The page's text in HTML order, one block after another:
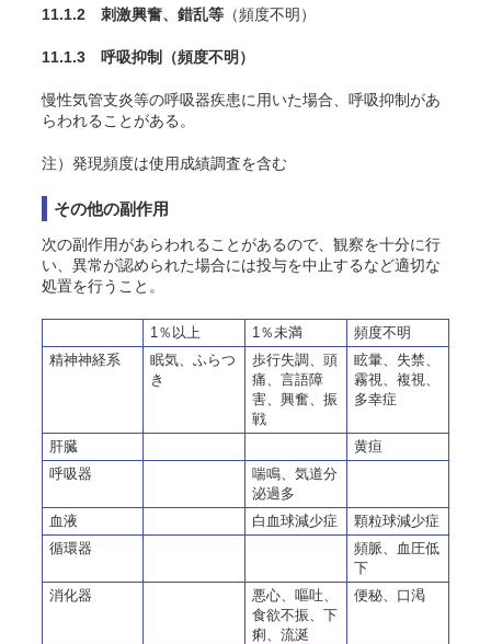
11.1.2 刺激興奮、錯乱等 （頻度不明）
11.1.3 呼吸抑制 （頻度不明）
慢性気管支炎等の呼吸器疾患に用いた場合、呼吸抑制があ
らわれることがある。
注）発現頻度は使用成績調査を含む
その他の副作用
次の副作用があらわれることがあるので、観察を十分に行
い、異常が認められた場合には投与を中止するなど適切な
処置を行うこと。
1％以上 1％未満
頻度不明
精神神経系
眠気、ふらつ
き
歩行失調、頭
痛、言語障
害、興奮、振
戦
眩暈、失禁、
霧視、複視、
多幸症
肝臓
黄疸
呼吸器
喘鳴、気道分
泌過多
血液
白血球減少症
顆粒球減少症
循環器
頻脈、血圧低
下
消化器
悪心、嘔吐、
食欲不振、下
痢、流涎
便秘、口渇